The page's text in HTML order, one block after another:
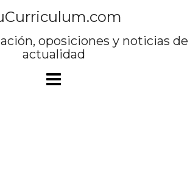
oposiciones y noticias de
actualidad